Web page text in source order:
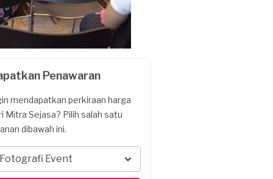
Penawaran
mendapatkan perkiraan harga
Mitra Sejasa? Pilih salah satu
dibawah ini.
Fotografi Event